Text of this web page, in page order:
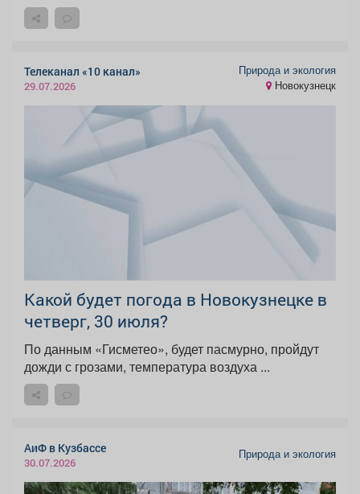
Телеканал «10 канал»
29.07.2026
Природа и экология
Новокузнецк
Какой будет погода в Новокузнецке в
четверг, 30 июля?
По данным «Гисметео», будет пасмурно, пройдут
дожди с грозами, температура воздуха ...
АиФ в Кузбассе
30.07.2026
Природа и экология